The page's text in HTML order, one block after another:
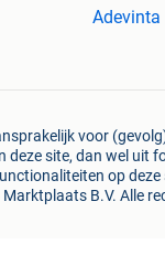
Adevinta
voor
deze site, dan wel uit
op deze
B.V. Alle